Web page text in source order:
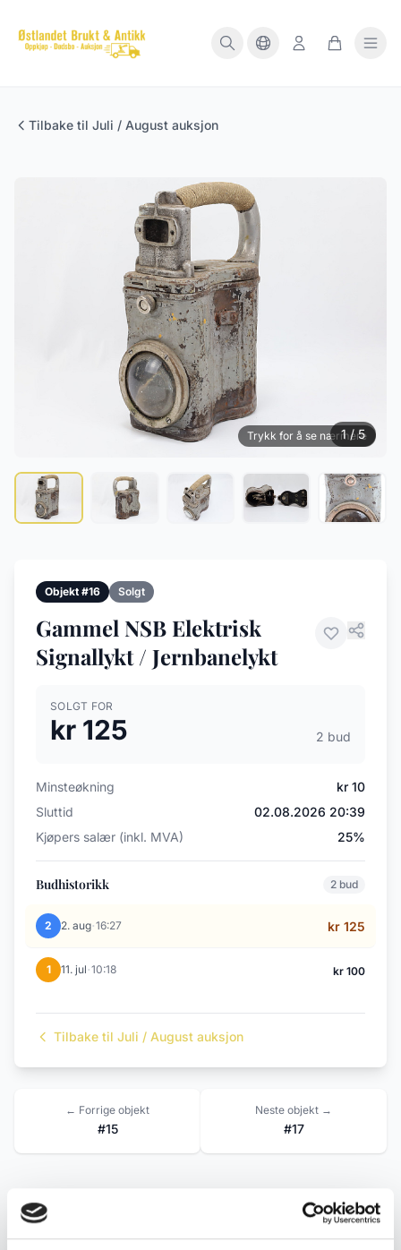
Tilbake til Juli / August auksjon
Trykk for å se nærmere
1 / 5
Objekt #16 Solgt
Gammel NSB Elektrisk
Signallykt / Jernbanelykt
SOLGT FOR
kr 125 2 bud
Minsteøkning
kr 10
Sluttid
02.08.2026 20:39
Kjøpers salær (inkl. MVA)
25%
Budhistorikk 2 bud
2 2. aug·16:27 kr 125
1 11. jul·10:18 kr 100
Tilbake til Juli / August auksjon
← Forrige objekt
#15
Neste objekt →
#17
Beskrivelse